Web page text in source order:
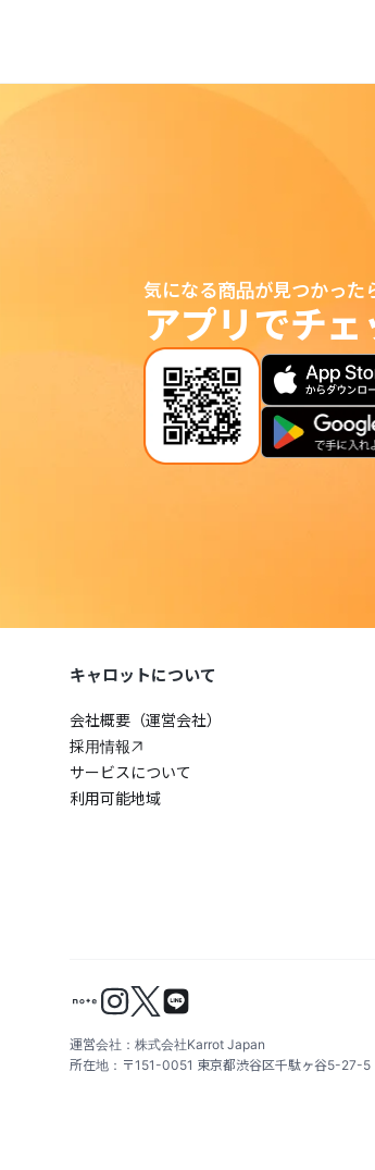
気になる商品が見つかった
アプリでチェ
キャロットについて
会社概要（運営会社）
採用情報
サービスについて
利用可能地域
運営会社：株式会社Karrot Japan
所在地：〒151-0051 東京都渋谷区千駄ヶ谷5-27-5